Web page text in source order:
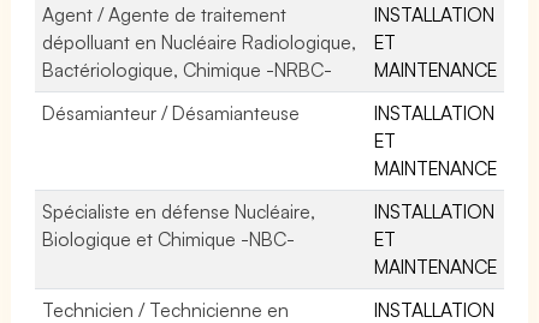
Agent / Agente de traitement
dépolluant en Nucléaire Radiologique,
Bactériologique, Chimique -NRBC-
INSTALLATION
ET
MAINTENANCE
Désamianteur / Désamianteuse
INSTALLATION
ET
MAINTENANCE
Spécialiste en défense Nucléaire,
Biologique et Chimique -NBC-
INSTALLATION
ET
MAINTENANCE
Technicien / Technicienne en
INSTALLATION